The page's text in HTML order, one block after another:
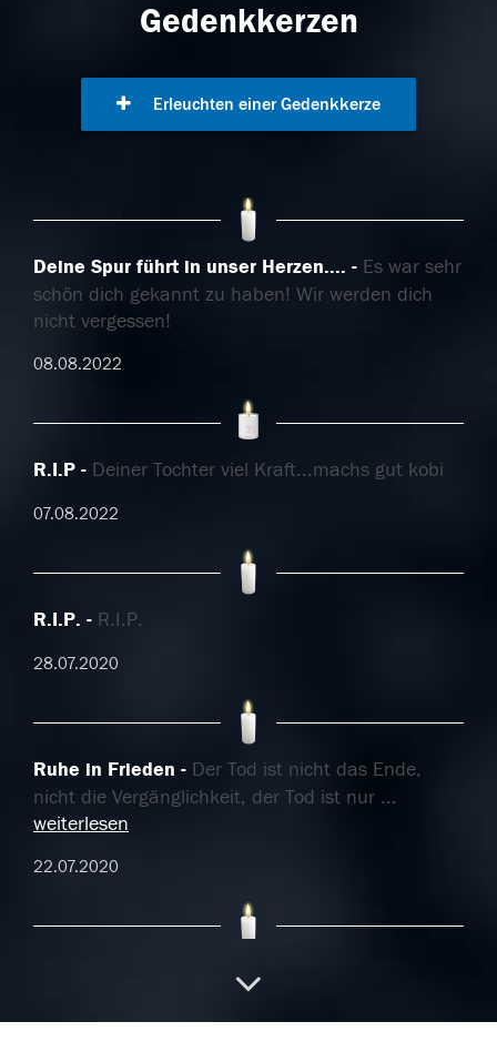
Gedenkkerzen
Erleuchten einer Gedenkkerze
Deine Spur führt in unser Herzen....
Es war sehr
schön dich gekannt zu haben! Wir werden dich
nicht vergessen!
08.08.2022
R.I.P Deiner Tochter viel Kraft...machs gut kobi
07.08.2022
R.I.P. R.I.P.
28.07.2020
Ruhe in Frieden
Der Tod ist nicht das Ende,
nicht die Vergänglichkeit, der Tod ist nur ...
weiterlesen
22.07.2020
Alles Gute auf deiner letzten
vom Personalrat